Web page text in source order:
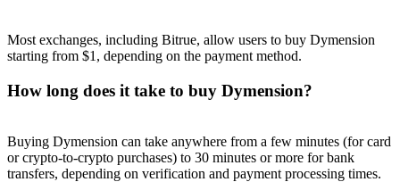
Most exchanges, including Bitrue, allow users to buy Dymension
starting from $1, depending on the payment method.
How long does it take to buy Dymension?
Buying Dymension can take anywhere from a few minutes (for card
or crypto-to-crypto purchases) to 30 minutes or more for bank
transfers, depending on verification and payment processing times.